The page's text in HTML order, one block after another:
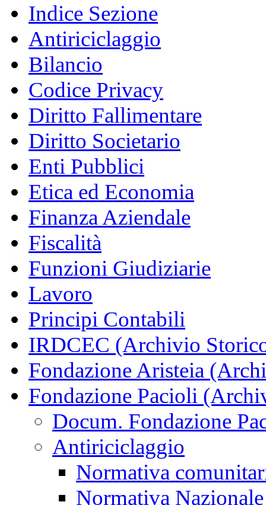
Indice Sezione
Antiriciclaggio
Bilancio
Codice Privacy
Diritto Fallimentare
Diritto Societario
Enti Pubblici
Etica ed Economia
Finanza Aziendale
Fiscalità
Funzioni Giudiziarie
Lavoro
Principi Contabili
IRDCEC (Archivio
Fondazione Aristeia
Fondazione Pacioli
Docum. Fondazione
Antiriciclaggio
Normativa
Normativa Nazionale